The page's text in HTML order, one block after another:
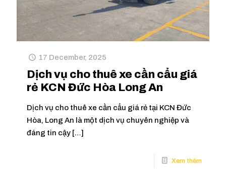
17 December, 2025
Dịch vụ cho thuê xe cần cẩu giá
rẻ KCN Đức Hòa Long An
Dịch vụ cho thuê xe cần cẩu giá rẻ tại KCN Đức
Hòa, Long An là một dịch vụ chuyên nghiệp và
đáng tin cậy […]